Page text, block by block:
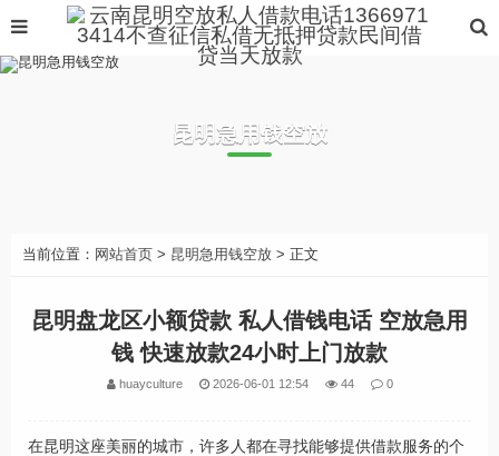
昆明急用钱空放
当前位置： 网站首页 > 昆明急用钱空放 > 正文
昆明盘龙区小额贷款 私人借钱电话 空放急用
钱 快速放款24小时上门放款
huayculture 2026-06-01 12:54 44 0
在昆明这座美丽的城市，许多人都在寻找能够提供借款服务的个